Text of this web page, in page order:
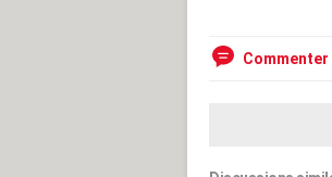
Commenter